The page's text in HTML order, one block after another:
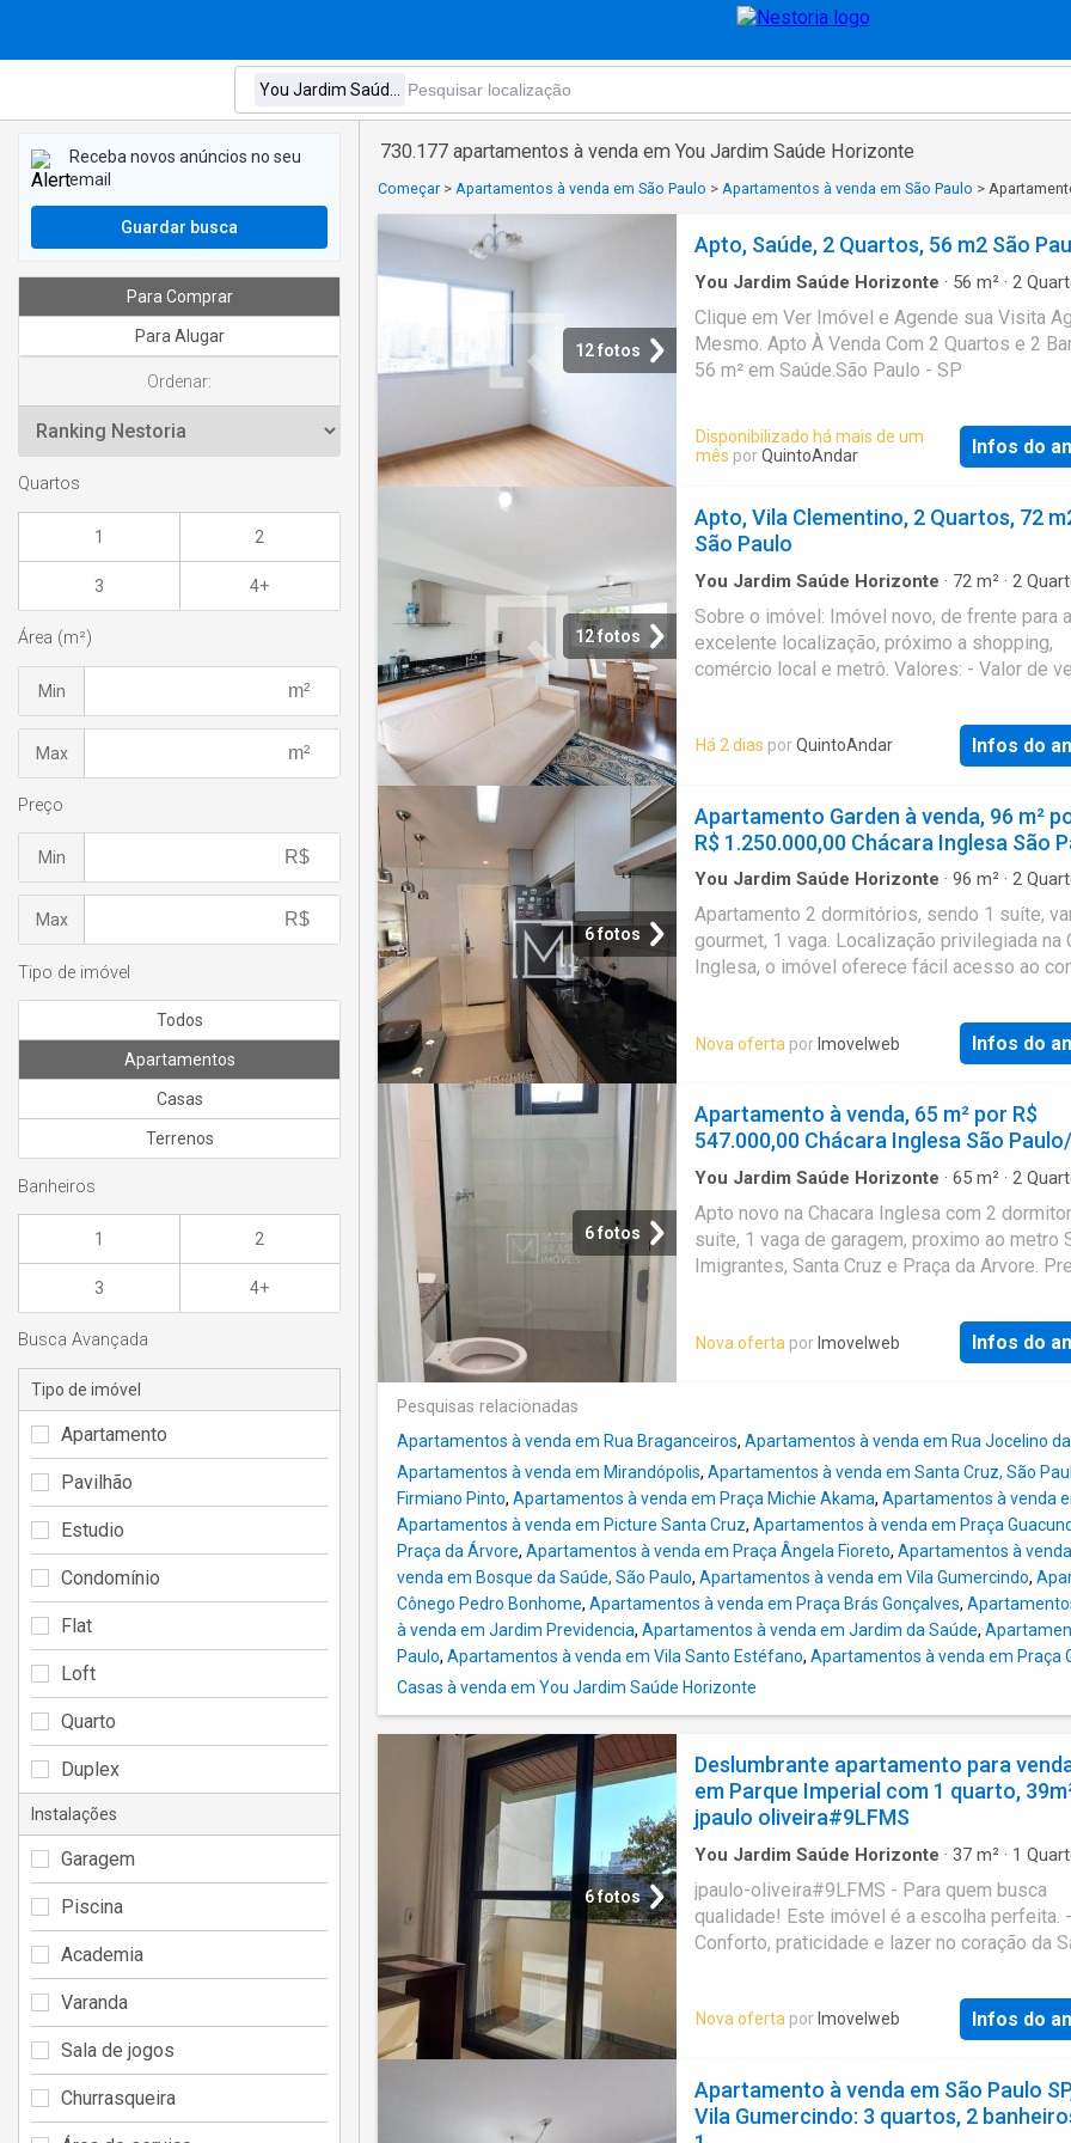
730.177 apartamentos à venda em You Jardim Saúde Horizonte
Começar > Apartamentos à venda em São Paulo > Apartamentos à venda em São Paulo >
12 fotos
Apto, Saúde, 2 Quartos, 56 m2 São
You Jardim Saúde Horizonte · 56 m² · 2
Clique em Ver Imóvel e Agende sua Visita
Mesmo. Apto À Venda Com 2 Quartos e 2
56 m² em Saúde.São Paulo - SP
Disponibilizado há mais de um
mês porQuintoAndar Infos do
12 fotos
Apto, Vila Clementino, 2 Quartos, 72
São Paulo
You Jardim Saúde Horizonte · 72 m² · 2
Sobre o imóvel: Imóvel novo, de frente para
excelente localização, próximo a shopping,
comércio local e metrô. Valores: - Valor de
tal agendar uma visita? Entre em contato
formulário. Você receberá uma mensagem
mail e WhatsApp com os próximos passos.
jeito de alugar e comprar imóveis: rápido,
online, sem fiador e o melhor, sem
Conheça esse e outros imóveis no site do
QuintoAndar. CRECI-SP J24.344
Há 2 dias porQuintoAndar Infos do
6 fotos
Apartamento Garden à venda, 96 m²
R$ 1.250.000,00 Chácara Inglesa São
You Jardim Saúde Horizonte · 96 m² · 2
pessoas com deficiência ·Segurança ·
Sauna·Piscina·Garagem·Churrasqueira·
crianças · Sala de jogos·Alarme
Apartamento 2 dormitórios, sendo 1 suíte,
gourmet, 1 vaga. Localização privilegiada na
Inglesa, o imóvel oferece fácil acesso ao
completo. Bicicletário, Brinquedoteca,
Forno de Pizza/Pão, Piscina climatizada,
Fitness, Salão de festas, Salão de jogos,
Seca e Solarium. Acesso para deficientes e
24h. O bairro está muito bem localizado, a
metrô praça da árvore. A Mega Brasil
imobiliária com mais de 20 anos de
mercado. Atendendo as regiões da Chácara
Aclimação, Ipiranga, Vila Mariana e bairros
adjacentes, na administração, locação,
capacitados e focados em oferecer o melhor
atendimento aos nossos clientes. O nosso
gestão administrativa. Ofer
Nova oferta por Imovelweb Infos do
6 fotos
Apartamento à venda, 65 m² por R$
547.000,00 Chácara Inglesa São
You Jardim Saúde Horizonte · 65 m² · 2
Garagem· Área das crianças·Sala de jogos
Apto novo na Chacara Inglesa com 2
suite, 1 vaga de garagem, proximo ao metro
Imigrantes, Santa Cruz e Praça da Arvore.
churrrasqueira, solarium e lavanderia. Apto
ensolarada e bem ventilado. Possui em seu
com uma acessibilidade para os principais
de São Paulo. A Mega Brasil Imóveis é uma
imobiliária com mais de 20 anos de
mercado. Atendendo as regiões da Chácara
Aclimação, Ipiranga, Vila Mariana e bairros
adjacentes, na administração, locação,
venda de imóveis, contamos com
capacitados e focados em oferecer o melhor
atendimento aos nossos clientes. O nosso
diferencial é o atendimento exclusivo e
personalizado na gestão de vendas,
e t
Nova oferta por Imovelweb Infos do
Pesquisas relacionadas
Apartamentos à venda em Rua Braganceiros, Apartamentos à venda em Rua Jocelino
Apartamentos à venda em Mirandópolis, Apartamentos à venda em Santa Cruz, São
Firmiano Pinto, Apartamentos à venda em Praça Michie Akama, Apartamentos à venda
Apartamentos à venda em Picture Santa Cruz, Apartamentos à venda em Praça
Praça da Árvore, Apartamentos à venda em Praça Ângela Fioreto, Apartamentos à
venda em Bosque da Saúde, São Paulo, Apartamentos à venda em Vila Gumercindo,
Cônego Pedro Bonhome, Apartamentos à venda em Praça Brás Gonçalves,
à venda em Jardim Previdencia, Apartamentos à venda em Jardim da Saúde,
Paulo, Apartamentos à venda em Vila Santo Estéfano, Apartamentos à venda em Praça
Casas à venda em You Jardim Saúde Horizonte
6 fotos
Deslumbrante apartamento para
em Parque Imperial com 1 quarto,
jpaulo oliveira#9LFMS
You Jardim Saúde Horizonte · 37 m² · 1
Churrasqueira·Sala de jogos
jpaulo-oliveira#9LFMS - Para quem busca
qualidade! Este imóvel é a escolha perfeita. -
Conforto, praticidade e lazer no coração da
perfeito para quem busca viver com
estilo. Localizado na Rua Biobedas, no –
oferece: dormitório bem distribuído banheiro
Metrô Saúde, garantindo excelente
Construído em, o condomínio conta com
Nova oferta por Imovelweb Infos do
Apartamento à venda em São Paulo
Vila Gumercindo: 3 quartos, 2
Receba novos anúncios no seu
email
Guardar busca
Para Comprar
Para Alugar
Ordenar:
Quartos
1 2
3 4+
Área (m²)
Min
Max
Preço
Min
Max
Tipo de imóvel
Todos
Apartamentos
Casas
Terrenos
Banheiros
1 2
3 4+
Busca Avançada
Tipo de imóvel
Apartamento
Pavilhão
Estudio
Condomínio
Flat
Loft
Quarto
Duplex
Instalações
Garagem
Piscina
Academia
Varanda
Sala de jogos
Churrasqueira